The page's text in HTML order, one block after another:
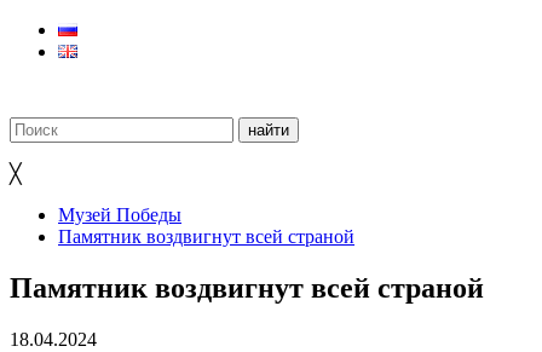
╳
Музей Победы
Памятник воздвигнут всей страной
Памятник воздвигнут всей страной
18.04.2024